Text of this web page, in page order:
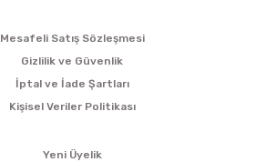
Mesafeli Satış Sözleşmesi
Gizlilik ve Güvenlik
İptal ve İade Şartları
Kişisel Veriler Politikası
Yeni Üyelik